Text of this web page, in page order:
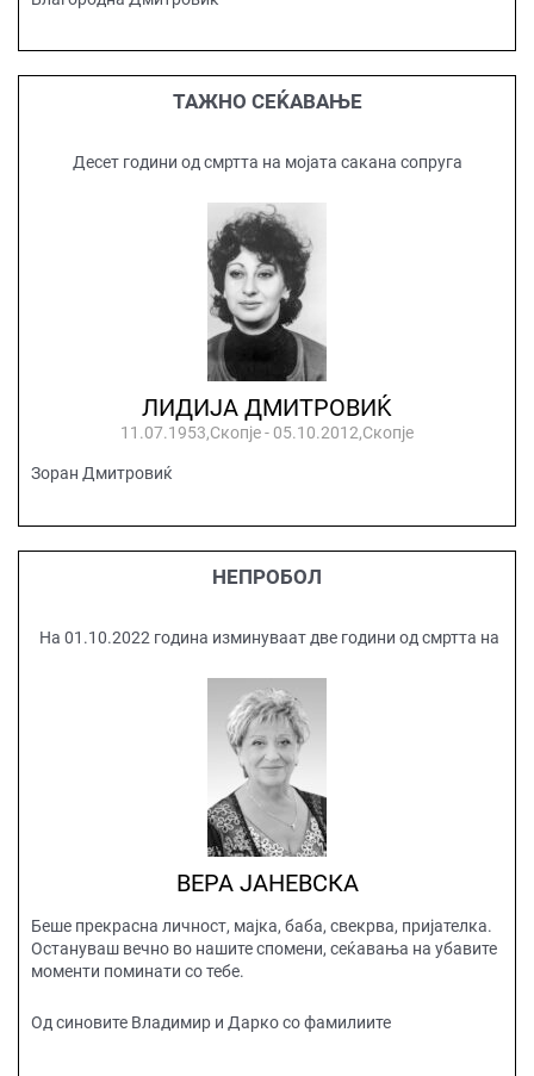
ТАЖНО СЕЌАВАЊЕ
Десет години од смртта на мојата сакана сопруга
ЛИДИЈА ДМИТРОВИЌ
11.07.1953,Скопје - 05.10.2012,Скопје
Зоран Дмитровиќ
НЕПРОБОЛ
На 01.10.2022 година изминуваат две години од смртта на
ВЕРА ЈАНЕВСКА
Беше прекрасна личност, мајка, баба, свекрва, пријателка.
Остануваш вечно во нашите спомени, сеќавања на убавите
моменти поминати со тебе.
Од синовите Владимир и Дарко со фамилиите